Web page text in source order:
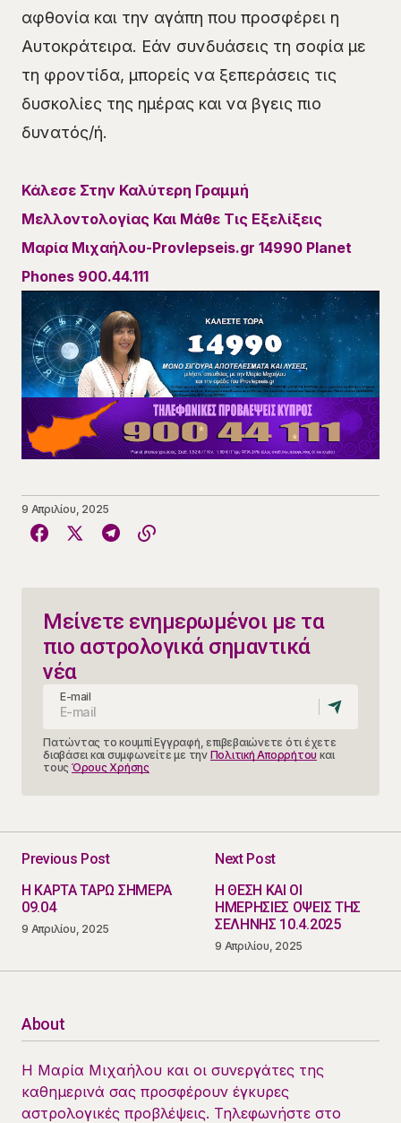
αφθονία και την αγάπη που προσφέρει η
Αυτοκράτειρα. Εάν συνδυάσεις τη σοφία με
τη φροντίδα, μπορείς να ξεπεράσεις τις
δυσκολίες της ημέρας και να βγεις πιο
δυνατός/ή.
Κάλεσε Στην Καλύτερη Γραμμή
Μελλοντολογίας Και Μάθε Τις Εξελίξεις
Μαρία Μιχαήλου-Provlepseis.gr 14990 Planet
Phones 900.44.111
9 Απριλίου, 2025
Μείνετε ενημερωμένοι με τα
πιο αστρολογικά σημαντικά
νέα
E-mail
Πατώντας το κουμπί Εγγραφή, επιβεβαιώνετε ότι έχετε
διαβάσει και συμφωνείτε με την Πολιτική Απορρήτου και
τους Όρους Χρήσης
Previous Post
Η ΚΑΡΤΑ ΤΑΡΩ ΣΗΜΕΡΑ
09.04
9 Απριλίου, 2025
Next Post
Η ΘΕΣΗ ΚΑΙ ΟΙ
ΗΜΕΡΗΣΙΕΣ ΟΨΕΙΣ ΤΗΣ
ΣΕΛΗΝΗΣ 10.4.2025
9 Απριλίου, 2025
About
Η Μαρία Μιχαήλου και οι συνεργάτες της
καθημερινά σας προσφέρουν έγκυρες
αστρολογικές προβλέψεις. Τηλεφωνήστε στο